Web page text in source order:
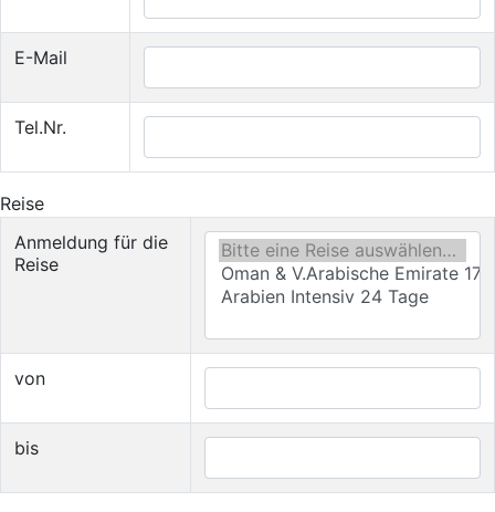
E-Mail
Tel.Nr.
Reise
Anmeldung für die
Reise
von
bis